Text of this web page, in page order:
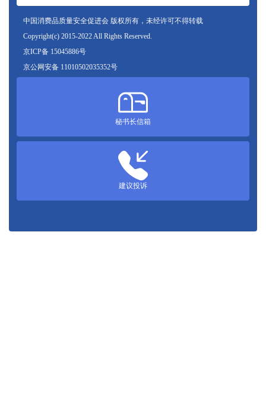
中国消费品质量安全促进会 版权所有，未经许可不得转载
Copyright(c) 2015-2022 All Rights Reserved.
京ICP备 15045886号
京公网安备 11010502035352号
秘书长信箱
建议投诉